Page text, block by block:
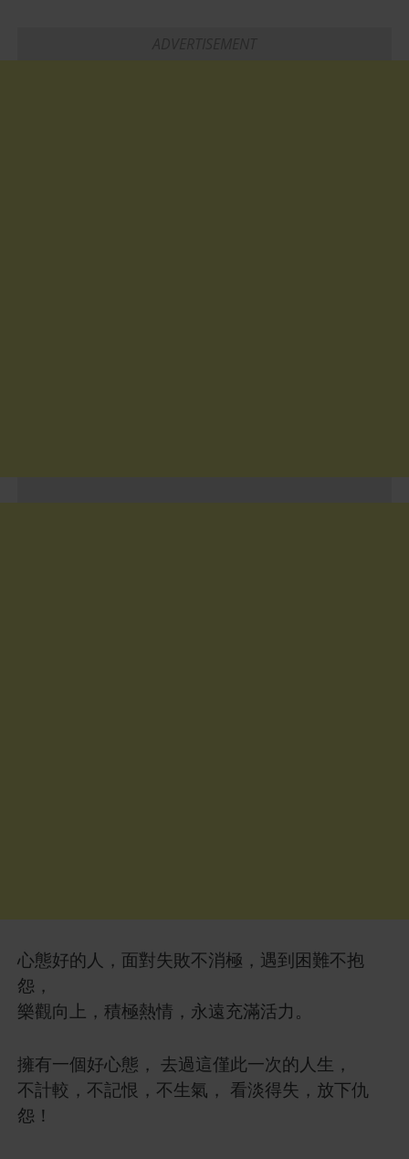
心態好的人，面對失敗不消極，遇到困難不抱
怨，
樂觀向上，積極熱情，永遠充滿活力。
擁有一個好心態， 去過這僅此一次的人生，
不計較，不記恨，不生氣， 看淡得失，放下仇
怨！